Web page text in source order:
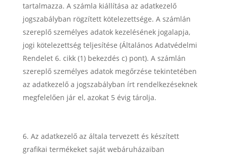
tartalmazza. A számla kiállítása az adatkezelő
jogszabályban rögzített kötelezettsége. A számlán
szereplő személyes adatok kezelésének jogalapja,
jogi kötelezettség teljesítése (Általános Adatvédelmi
Rendelet 6. cikk (1) bekezdés c) pont). A számlán
szereplő személyes adatok megőrzése tekintetében
az adatkezelő a jogszabályban írt rendelkezéseknek
megfelelően jár el, azokat 5 évig tárolja.
Az adatkezelő az általa tervezett és készített
grafikai termékeket saját webáruházaiban